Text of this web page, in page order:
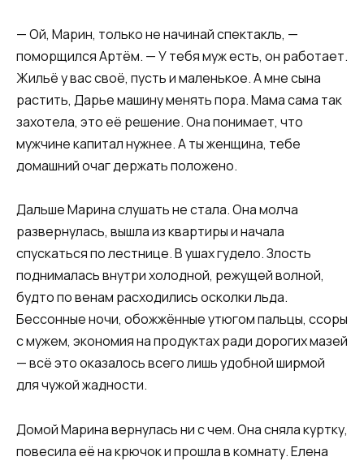
— Ой, Марин, только не начинай спектакль, —
поморщился Артём. — У тебя муж есть, он работает.
Жильё у вас своё, пусть и маленькое. А мне сына
растить, Дарье машину менять пора. Мама сама так
захотела, это её решение. Она понимает, что
мужчине капитал нужнее. А ты женщина, тебе
домашний очаг держать положено.
Дальше Марина слушать не стала. Она молча
развернулась, вышла из квартиры и начала
спускаться по лестнице. В ушах гудело. Злость
поднималась внутри холодной, режущей волной,
будто по венам расходились осколки льда.
Бессонные ночи, обожжённые утюгом пальцы, ссоры
с мужем, экономия на продуктах ради дорогих мазей
— всё это оказалось всего лишь удобной ширмой
для чужой жадности.
Домой Марина вернулась ни с чем. Она сняла куртку,
повесила её на крючок и прошла в комнату. Елена